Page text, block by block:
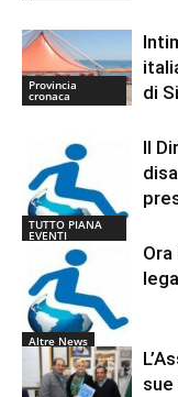
Provincia
cronaca
di
TUTTO PIANA
EVENTI
Il
Altre News
Ora